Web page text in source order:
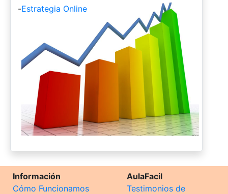
-Estrategia Online
Información
Cómo Funcionamos
AulaFacil
Testimonios de